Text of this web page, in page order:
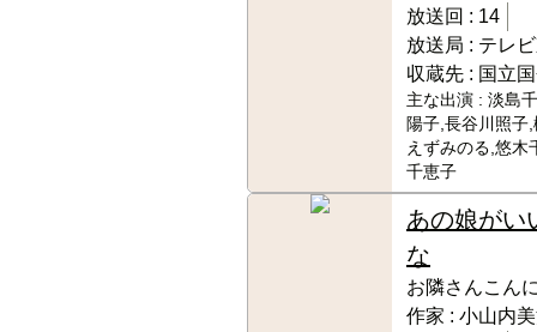
放送回 : 14
放送局 : テレ
収蔵先 : 国立
主な出演 : 淡島
陽子,長谷川照子
えずみのる,悠木
千恵子
あの娘がい
な
お隣さんこん
作家 : 小山内